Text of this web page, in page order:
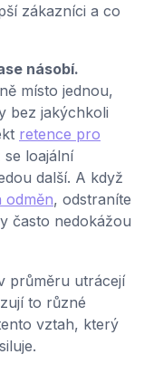
zákazníci a co
násobí.
místo jednou,
bez jakýchkoli
retence pro
se loajální
další. A když
odměn, odstraníte
často nedokážou
průměru utrácejí
to různé
vztah, který